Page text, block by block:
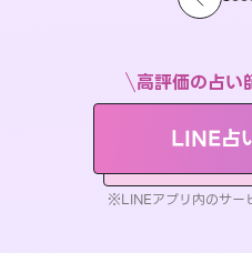
高評価の占い
LINE占
※LINEアプリ内のサー